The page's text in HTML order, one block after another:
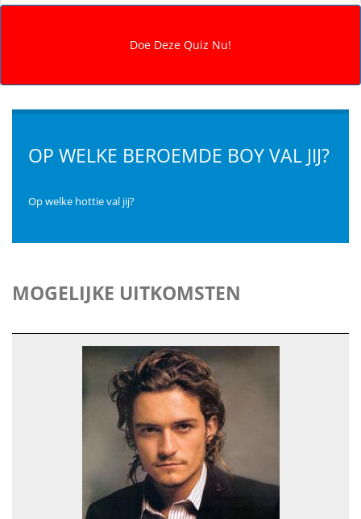
OP WELKE BEROEMDE BOY VAL JIJ?
Op welke hottie val jij?
MOGELIJKE UITKOMSTEN